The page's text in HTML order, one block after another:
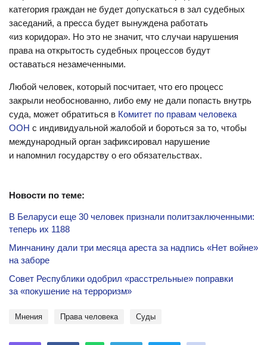
категория граждан не будет допускаться в зал судебных
заседаний, а пресса будет вынуждена работать
«из коридора». Но это не значит, что случаи нарушения
права на открытость судебных процессов будут
оставаться незамеченными.
Любой человек, который посчитает, что его процесс
закрыли необоснованно, либо ему не дали попасть внутрь
суда, может обратиться в Комитет по правам человека
ООН с индивидуальной жалобой и бороться за то, чтобы
международный орган зафиксировал нарушение
и напомнил государству о его обязательствах.
Новости по теме:
В Беларуси еще 30 человек признали политзаключенными:
теперь их 1188
Минчанину дали три месяца ареста за надпись «Нет войне»
на заборе
Совет Республики одобрил «расстрельные» поправки
за «покушение на терроризм»
Мнения права человека Суды